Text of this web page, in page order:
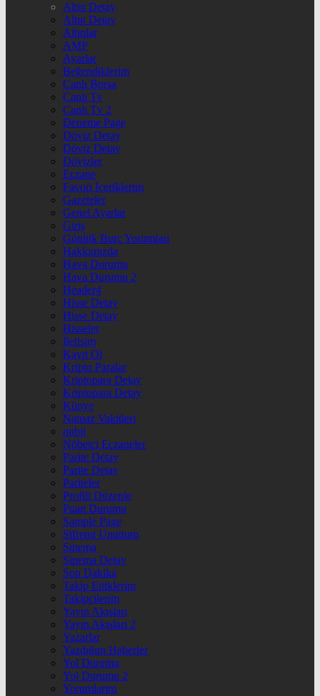
Altın Detay
Altın Detay
Altınlar
AMP
Ayarlar
Beğendiklerim
Canlı Borsa
Canlı Tv
Canlı Tv 2
Deneme Page
Döviz Detay
Döviz Detay
Dövizler
Eczane
Favori İçeriklerim
Gazeteler
Genel Ayarlar
Giriş
Günlük Burç Yorumları
Hakkımızda
Hava Durumu
Hava Durumu 2
Header4
Hisse Detay
Hisse Detay
Hisseler
İletişim
Kayıt Ol
Kripto Paralar
Kriptopara Detay
Kriptopara Detay
Künye
Namaz Vakitleri
nnbil
Nöbetçi Eczaneler
Parite Detay
Parite Detay
Pariteler
Profili Düzenle
Puan Durumu
Sample Page
Şifremi Unuttum
Sinema
Sinema Detay
Son Dakika
Takip Ettiklerim
Takipçilerim
Yayın Akışları
Yayın Akışları 2
Yazarlar
Yazdığım Haberler
Yol Durumu
Yol Durumu 2
Yorumlarım